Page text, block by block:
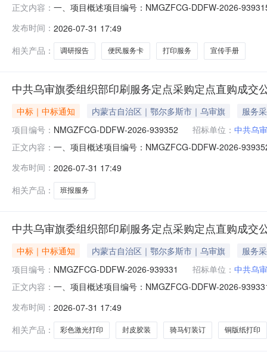
正文内容： 一、项目概述项目编号：NMGZFCG-DDFW-2026-
二、需求明细编号项目需求数量计量单位1苏力德苏木玉
发布时间： 2026-07-31 17:49
相关产品：
调研报告 便民服务卡 打印服务 宣传手册
中共乌审旗委组织部印刷服务定点采购定点直购成交
中标｜中标通知 内蒙古自治区｜鄂尔多斯市｜乌审旗
服务
项目编号： NMGZFCG-DDFW-2026-939352 招标单位： 中共乌
正文内容： 一、项目概述项目编号：NMGZFCG-DDFW-2026-
明细编号项目需求数量计量单位1乌审中青第一期班报
发布时间： 2026-07-31 17:49
相关产品：
班报服务
中共乌审旗委组织部印刷服务定点采购定点直购成交
中标｜中标通知 内蒙古自治区｜鄂尔多斯市｜乌审旗
服务
项目编号： NMGZFCG-DDFW-2026-939331 招标单位： 中共乌
正文内容： 一、项目概述项目编号：NMGZFCG-DDFW-2026-
求明细编号项目需求数量计量单位1青干班培训考核登记
发布时间： 2026-07-31 17:49
相关产品：
彩色激光打印 封皮胶装 骑马钉装订 铜版纸打印